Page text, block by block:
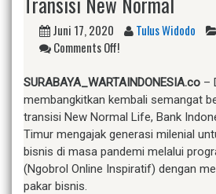
Juni 17, 2020 Tulus Widodo
Comments Off!
SURABAYA_WARTAINDONESIA.co –
membangkitkan kembali semangat
transisi New Normal Life, Bank
Timur mengajak generasi milenial
bisnis di masa pandemi melalui
(Ngobrol Online Inspiratif) dengan
pakar bisnis.